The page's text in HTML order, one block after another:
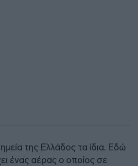
της Ελλάδος τα ίδια. Εδώ
ένας αέρας ο οποίος σε